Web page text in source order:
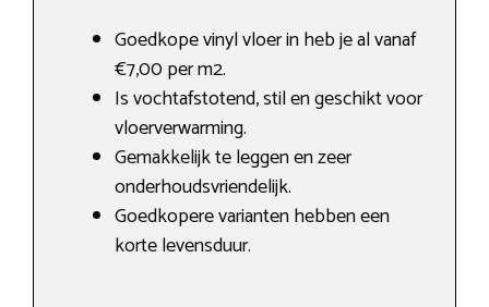
Goedkope vinyl vloer in heb je al vanaf
€7,00 per m2.
Is vochtafstotend, stil en geschikt voor
vloerverwarming.
Gemakkelijk te leggen en zeer
onderhoudsvriendelijk.
Goedkopere varianten hebben een
korte levensduur.